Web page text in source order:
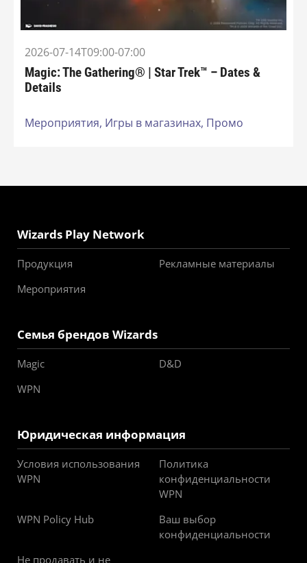
2026-07-14T09:00-07:00
Magic: The Gathering® | Star Trek™ – Dates &
Details
Мероприятия, Игры в магазинах, Промо
Wizards Play Network
Продукция
Рекламные материалы
Мероприятия
Семья брендов Wizards
Magic
D&D
WPN
Юридическая информация
Условия использования
WPN
Политика
конфиденциальности
WPN
WPN Policy Hub
Ваш выбор
конфиденциальности
Не продавать и не